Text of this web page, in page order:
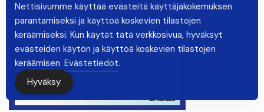
Nettisivumme käyttää evästeitä käyttäjäkokemuksen
parantamiseksi ja käyttöä koskevien tilastojen
keräämiseksi. Kun käytät tätä verkkosivua, hyväksyt
evästeiden käytön ja käyttöä koskevien tilastojen
keräämisen. Evästetiedot.
Hyväksy